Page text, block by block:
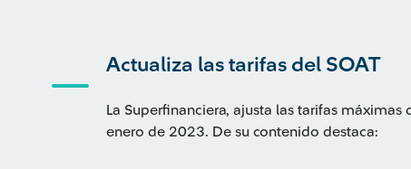
Actualiza las tarifas del SOAT
La Superfinanciera, ajusta las tarifas
enero de 2023. De su contenido destaca: